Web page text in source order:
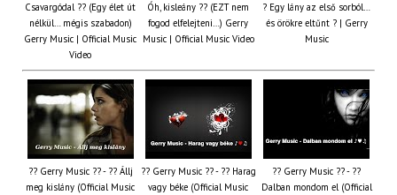
Csavargódal ?? (Egy élet út
nélkül… mégis szabadon)
Gerry Music | Official Music
Video
Óh, kisleány ?? (EZT nem
fogod elfelejteni…) Gerry
Music | Official Music Video
? Egy lány az első sorból…
és örökre eltűnt ? | Gerry
Music
?? Gerry Music ?? - ?? Állj
meg kislány (Official Music
?? Gerry Music ?? - ?? Harag
vagy béke (Official Music
?? Gerry Music ?? - ??
Dalban mondom el (Official